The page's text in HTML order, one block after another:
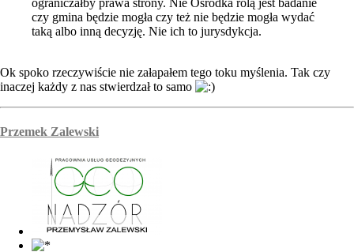
czy gmina będzie mogła czy też nie będzie mogła wydać
taką albo inną decyzję. Nie ich to jurysdykcja.
Ok spoko rzeczywiście nie załapałem tego toku myślenia. Tak czy
inaczej każdy z nas stwierdzał to samo
Przemek Zalewski